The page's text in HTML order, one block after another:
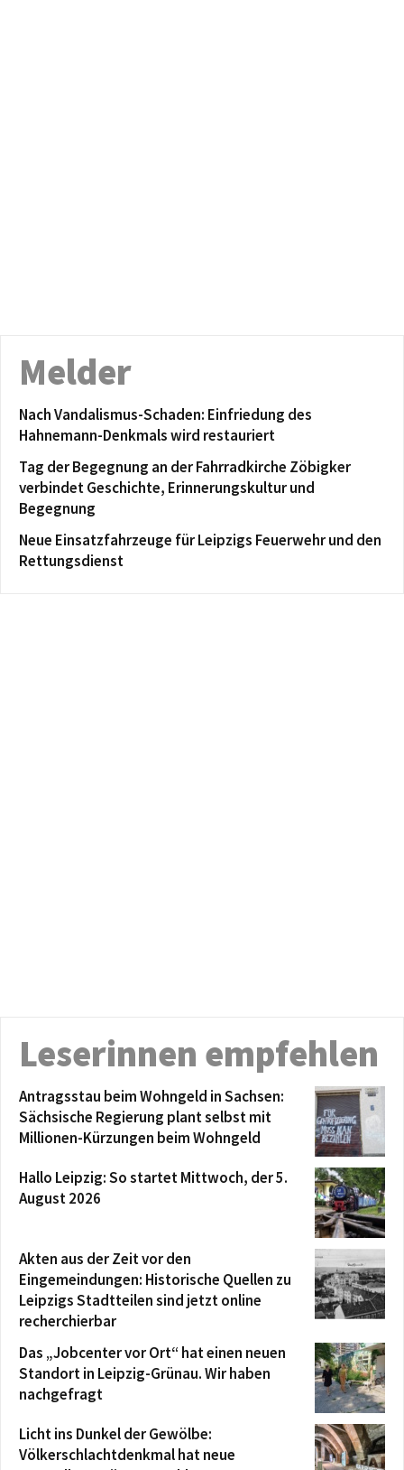
Melder
Nach Vandalismus-Schaden: Einfriedung des
Hahnemann-Denkmals wird restauriert
Tag der Begegnung an der Fahrradkirche Zöbigker
verbindet Geschichte, Erinnerungskultur und
Begegnung
Neue Einsatzfahrzeuge für Leipzigs Feuerwehr und den
Rettungsdienst
Leserinnen empfehlen
Antragsstau beim Wohngeld in Sachsen:
Sächsische Regierung plant selbst mit
Millionen-Kürzungen beim Wohngeld
Hallo Leipzig: So startet Mittwoch, der 5.
August 2026
Akten aus der Zeit vor den
Eingemeindungen: Historische Quellen zu
Leipzigs Stadtteilen sind jetzt online
recherchierbar
Das „Jobcenter vor Ort“ hat einen neuen
Standort in Leipzig-Grünau. Wir haben
nachgefragt
Licht ins Dunkel der Gewölbe:
Völkerschlachtdenkmal hat neue